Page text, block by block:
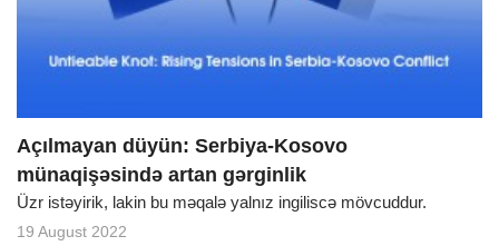
Açılmayan düyün: Serbiya-Kosovo
münaqişəsində artan gərginlik
Üzr istəyirik, lakin bu məqalə yalnız ingiliscə mövcuddur.
19 August 2022